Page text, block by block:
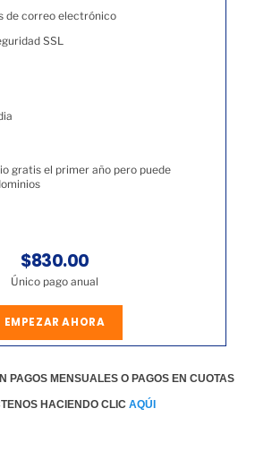
de correo electrónico
SSL
gratis el primer año pero puede
$830.00
Único pago anual
EMPEZAR AHORA
PAGOS MENSUALES O PAGOS EN CUOTAS
HACIENDO CLIC AQÚI